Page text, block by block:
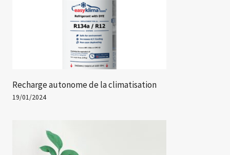
Recharge autonome de la climatisation
19/01/2024